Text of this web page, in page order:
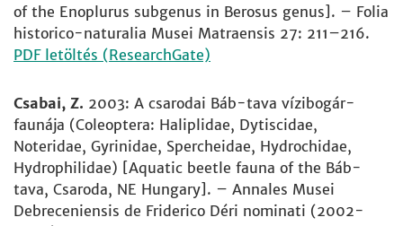
of the Enoplurus subgenus in Berosus genus]. – Folia
historico-naturalia Musei Matraensis 27: 211–216.
PDF letöltés (ResearchGate)
Csabai, Z. 2003: A csarodai Báb-tava vízibogár-
faunája (Coleoptera: Haliplidae, Dytiscidae,
Noteridae, Gyrinidae, Spercheidae, Hydrochidae,
Hydrophilidae) [Aquatic beetle fauna of the Báb-
tava, Csaroda, NE Hungary]. – Annales Musei
Debreceniensis de Friderico Déri nominati (2002-